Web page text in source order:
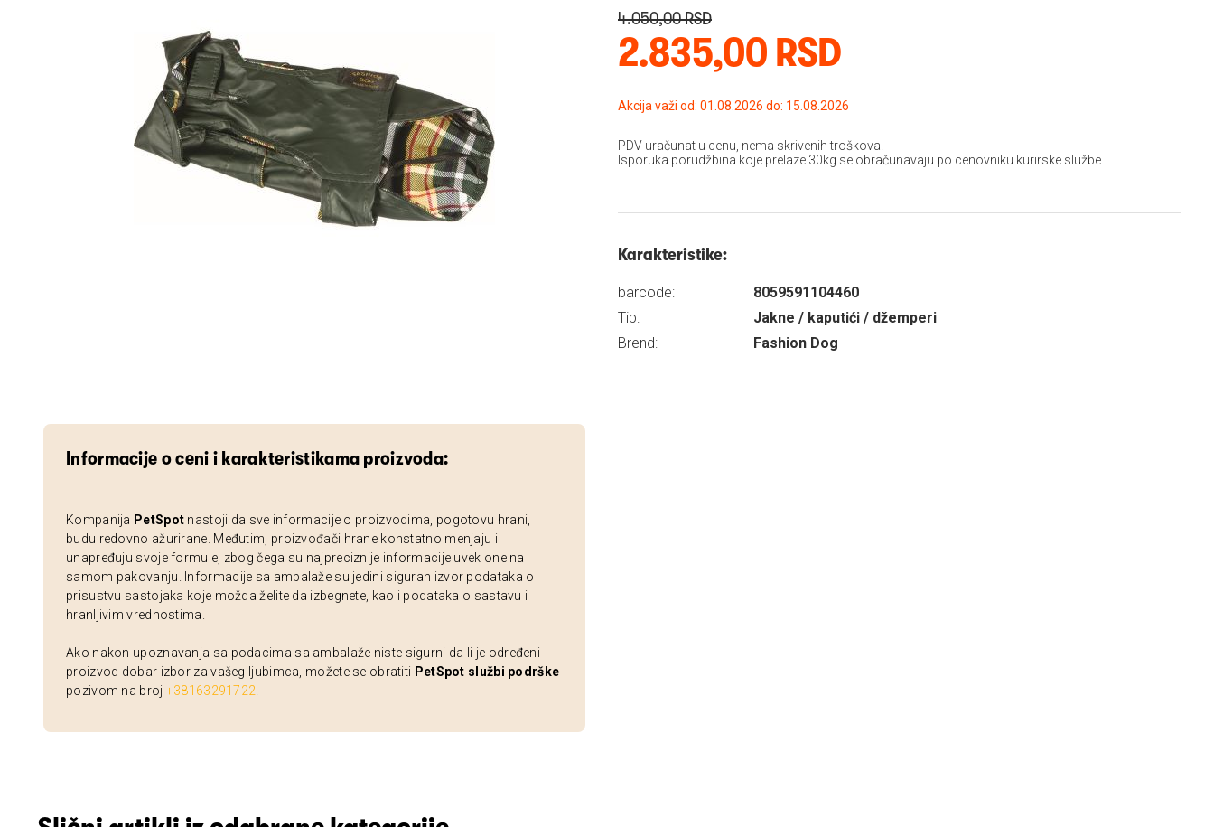
Informacije o ceni i karakteristikama proizvoda:
Kompanija PetSpot nastoji da sve informacije o proizvodima, pogotovu hrani,
budu redovno ažurirane. Međutim, proizvođači hrane konstatno menjaju i
unapređuju svoje formule, zbog čega su najpreciznije informacije uvek one na
samom pakovanju. Informacije sa ambalaže su jedini siguran izvor podataka o
prisustvu sastojaka koje možda želite da izbegnete, kao i podataka o sastavu i
hranljivim vrednostima.
Ako nakon upoznavanja sa podacima sa ambalaže niste sigurni da li je određeni
proizvod dobar izbor za vašeg ljubimca, možete se obratiti PetSpot službi podrške
pozivom na broj +38163291722
2.835,00 RSD
4.050,00 RSD
Akcija važi od: 01.08.2026 do: 15.08.2026
PDV uračunat u cenu, nema skrivenih troškova.
Isporuka porudžbina koje prelaze 30kg se obračunavaju po cenovniku kurirske službe.
Karakteristike:
barcode:
8059591104460
Tip:
Jakne / kaputići / džemperi
Brend:
Fashion Dog